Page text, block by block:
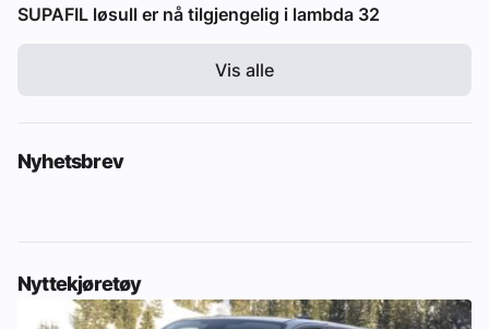
SUPAFIL løsull er nå tilgjengelig i lambda 32
Vis alle
Nyhetsbrev
Nyttekjøretøy